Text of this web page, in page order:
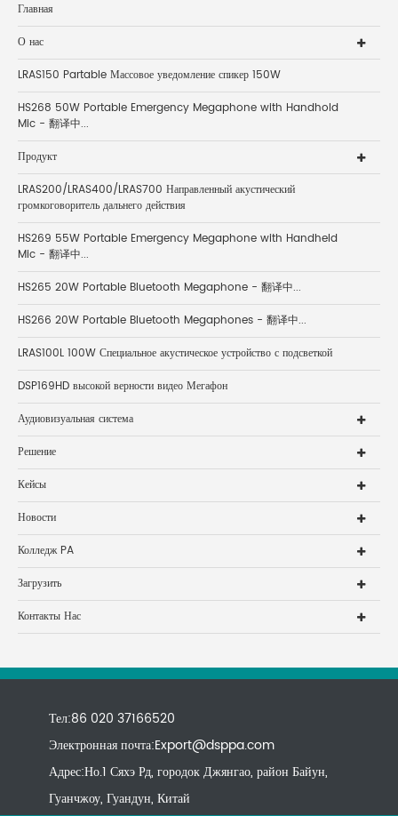
Главная
О нас
LRAS150 Partable Массовое уведомление спикер 150W
HS268 50W Portable Emergency Megaphone with Handhold
Mic - 翻译中...
Продукт
LRAS200/LRAS400/LRAS700 Направленный акустический
громкоговоритель дальнего действия
HS269 55W Portable Emergency Megaphone with Handheld
Mic - 翻译中...
HS265 20W Portable Bluetooth Megaphone - 翻译中...
HS266 20W Portable Bluetooth Megaphones - 翻译中...
LRAS100L 100W Специальное акустическое устройство с подсветкой
DSP169HD высокой верности видео Мегафон
Аудиовизуальная система
Решение
Кейсы
Новости
Колледж PA
Загрузить
Контакты Нас
Тел:86 020 37166520
Электронная почта:Export@dsppa.com
Адрес:Но.1 Сяхэ Рд, городок Джянгао, район Байун,
Гуанчжоу, Гуандун, Китай